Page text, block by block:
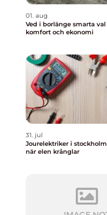
01. aug
Ved i borlänge smarta val för värme,
komfort och ekonomi
31. jul
Jourelektriker i stockholm snabb hjälp
när elen krånglar